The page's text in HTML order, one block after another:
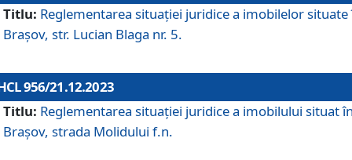
Titlu: Reglementarea situației juridice a imobilelor situate
Brașov, str. Lucian Blaga nr. 5.
956/21.12.2023
Titlu: Reglementarea situației juridice a imobilului situat
Brașov, strada Molidului f.n.